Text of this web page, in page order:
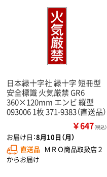
日本緑十字社 緑十字 短冊型
安全標識 火気厳禁 GR6
360×120mm エンビ 縦型
093006 1枚 371-9383（直送品）
￥647（税込）
お届け日：8月10日（月）
直送品 ＭＲＯ商品取扱店２
からお届け